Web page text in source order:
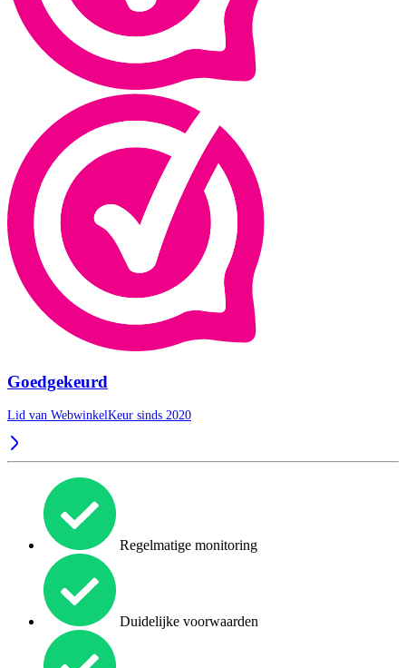
Goedgekeurd
Lid van WebwinkelKeur sinds 2020
Regelmatige monitoring
Duidelijke voorwaarden